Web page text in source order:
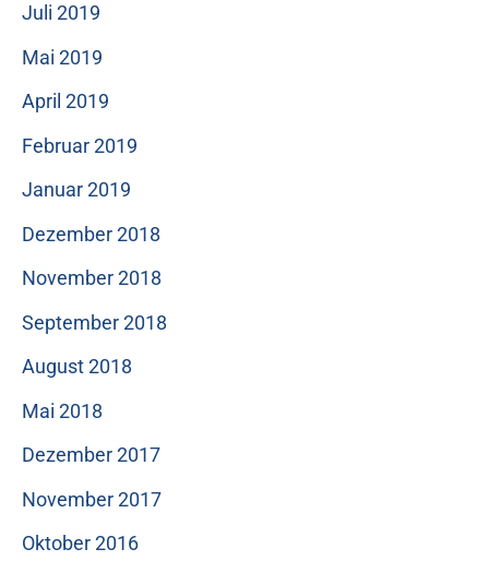
Juli 2019
Mai 2019
April 2019
Februar 2019
Januar 2019
Dezember 2018
November 2018
September 2018
August 2018
Mai 2018
Dezember 2017
November 2017
Oktober 2016